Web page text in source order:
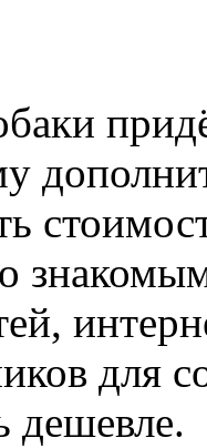
для
дешевле.